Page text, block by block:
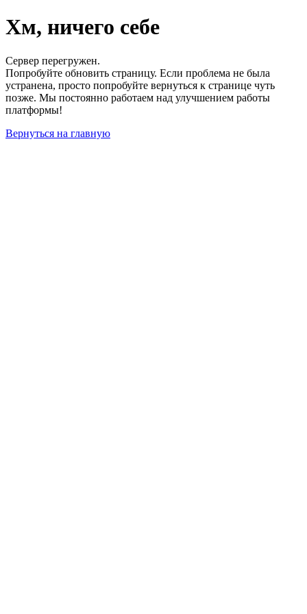
Хм, ничего себе
Сервер перегружен.
Попробуйте обновить страницу. Если проблема не была
устранена, просто попробуйте вернуться к странице чуть
позже. Мы постоянно работаем над улучшением работы
платформы!
Вернуться на главную